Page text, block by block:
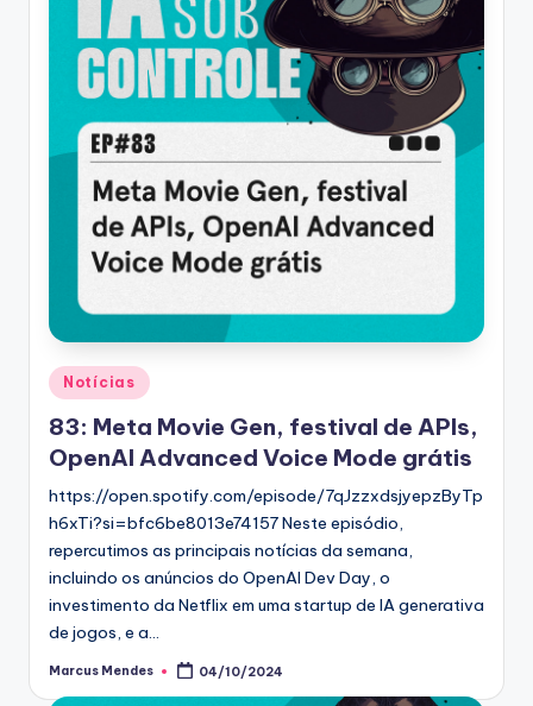
Posted
in
Notícias
83: Meta Movie Gen, festival de APIs,
OpenAI Advanced Voice Mode grátis
https://open.spotify.com/episode/7qJzzxdsjyepzByTp
h6xTi?si=bfc6be8013e74157 Neste episódio,
repercutimos as principais notícias da semana,
incluindo os anúncios do OpenAI Dev Day, o
investimento da Netflix em uma startup de IA generativa
de jogos, e a…
Posted
Marcus Mendes 04/10/2024